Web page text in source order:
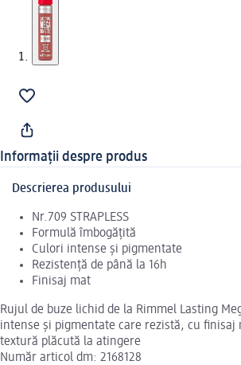
Informații despre produs
Descrierea produsului
Nr.709 STRAPLESS
Formulă îmbogățită
Culori intense și pigmentate
Rezistență de până la 16h
Finisaj mat
Rujul de buze lichid de la Rimmel Lasting
intense și pigmentate care rezistă, cu finisaj
textură plăcută la atingere
Număr articol dm: 2168128